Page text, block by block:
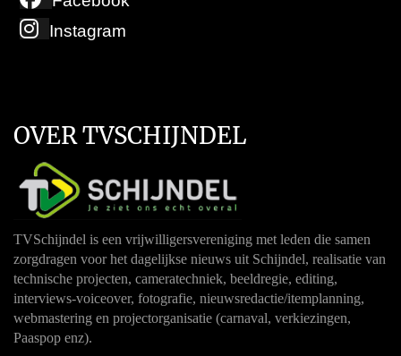
Instagram
OVER TVSCHIJNDEL
TVSchijndel is een vrijwilligersvereniging met leden die samen
zorgdragen voor het dagelijkse nieuws uit Schijndel, realisatie van
technische projecten, cameratechniek, beeldregie, editing,
interviews-voiceover, fotografie, nieuwsredactie/itemplanning,
webmastering en projectorganisatie (carnaval, verkiezingen,
Paaspop enz).